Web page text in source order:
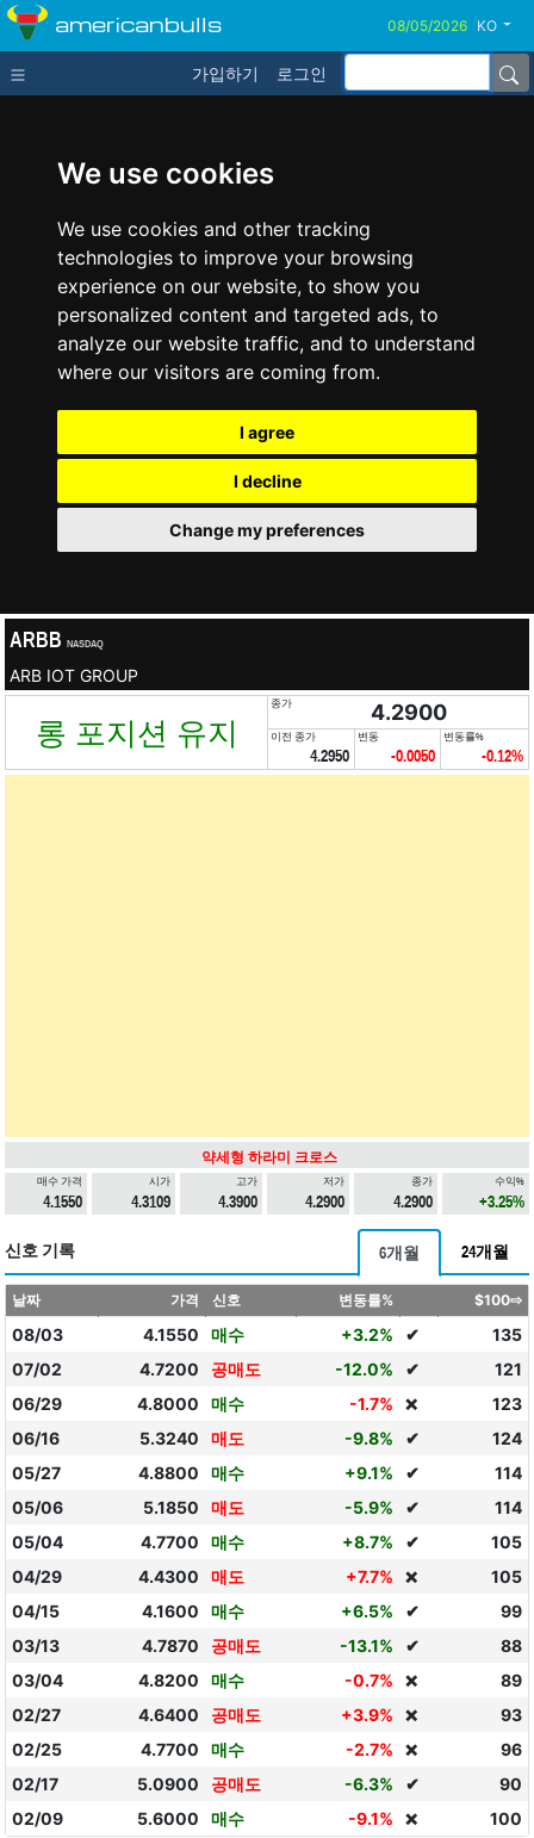
We use cookies
We use cookies and other tracking
technologies to improve your browsing
experience on our website, to show you
personalized content and targeted ads, to
analyze our website traffic, and to understand
where our visitors are coming from.
I agree
I decline
Change my preferences
americanbulls KO
가입하기 로그인
ARBB NASDAQ
ARB IOT GROUP
롱 포지션 유지
종가 4.2900
이전 종가
4.2950
변동
-0.0050
변동률%
-0.12%
약세형 하라미 크로스
매수 가격
4.1550
시가
4.3109
고가
4.3900
저가
4.2900
종가
4.2900
수익%
+3.25%
신호 기록 6개월 24개월
날짜 가격 신호 변동률% $100⇨
08/03 4.1550 매수 +3.2% ✔
135
07/02
4.7200 공매도 -12.0% ✔
121
06/29
4.8000 매수 -1.7% ❌
123
06/16
5.3240 매도 -9.8% ✔
124
05/27
4.8800 매수 +9.1% ✔
114
05/06
5.1850 매도 -5.9% ✔
114
05/04
4.7700 매수 +8.7% ✔
105
04/29
4.4300 매도 +7.7% ❌
105
04/15
4.1600 매수 +6.5% ✔
99
03/13
4.7870 공매도 -13.1% ✔
88
03/04
4.8200 매수 -0.7% ❌
89
02/27
4.6400 공매도 +3.9% ❌
93
02/25
4.7700 매수 -2.7% ❌
96
02/17
5.0900 공매도 -6.3% ✔
90
02/09
5.6000 매수 -9.1% ❌ 100